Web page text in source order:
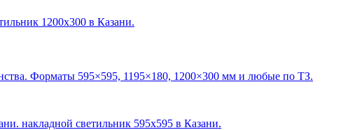
1200х300 в Казани.
Форматы 595×595, 1195×180, 1200×300 мм и любые по ТЗ.
накладной светильник 595х595 в Казани.